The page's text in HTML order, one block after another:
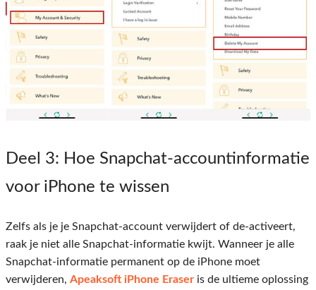
Deel 3: Hoe Snapchat-accountinformatie
voor iPhone te wissen
Zelfs als je je Snapchat-account verwijdert of de-activeert,
raak je niet alle Snapchat-informatie kwijt. Wanneer je alle
Snapchat-informatie permanent op de iPhone moet
verwijderen, Apeaksoft iPhone Eraser is de ultieme oplossing